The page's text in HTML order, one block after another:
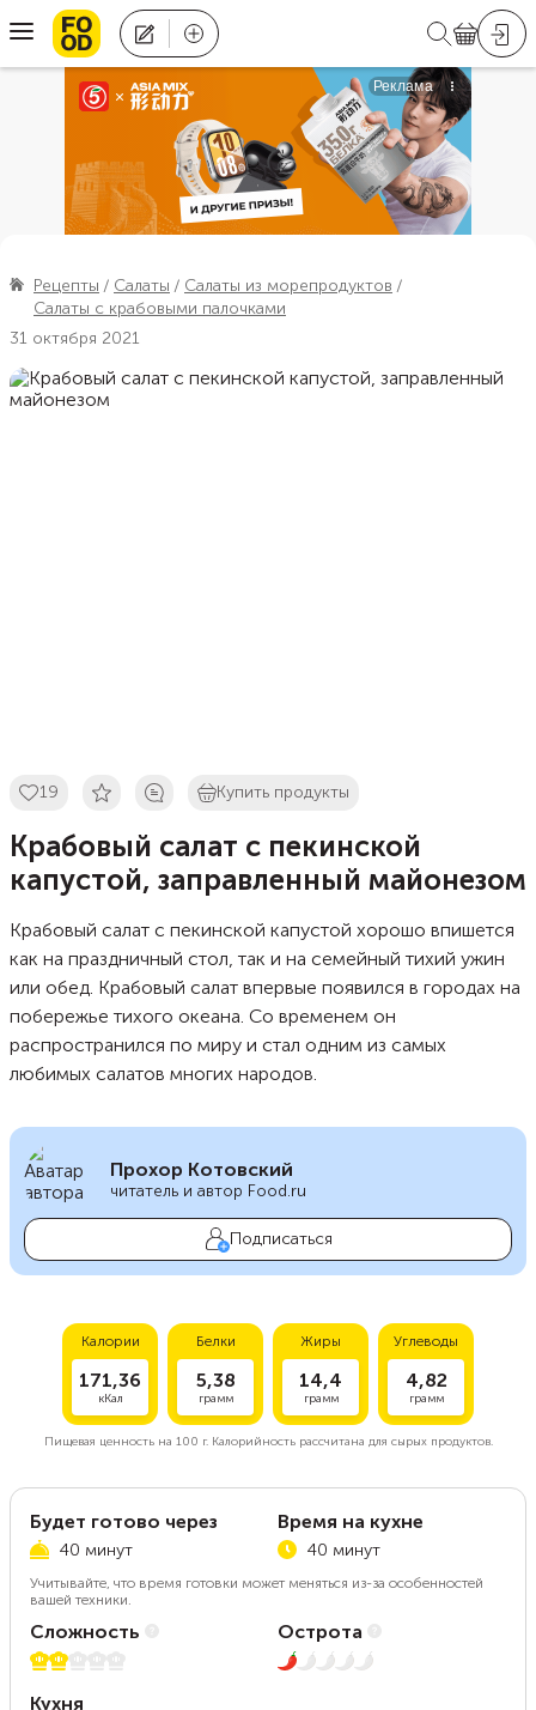
Рецепты Салаты
Салаты из морепродуктов
Салаты с крабовыми палочками
31 октября 2021
19 Купить продукты
Крабовый салат с пекинской
капустой, заправленный майонезом
Крабовый салат с пекинской капустой хорошо впишется
как на праздничный стол, так и на семейный тихий ужин
или обед. Крабовый салат впервые появился в городах на
побережье тихого океана. Со временем он
распространился по миру и стал одним из самых
любимых салатов многих народов.
Прохор Котовский
читатель и автор Food.ru
Подписаться
Калории
171,36
кКал
Белки
5,38
грамм
Жиры
14,4
грамм
Углеводы
4,82
грамм
Пищевая ценность на 100 г.Калорийность рассчитана для сырых продуктов.
Будет готово через
40 минут
Время на кухне
40 минут
Учитывайте, что время готовки может меняться из-за особенностей
вашей техники.
Сложность
2 из 5
Острота
1 из 5
Кухня